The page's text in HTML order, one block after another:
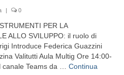
| 0
PER LA
ALLO SVILUPPO: il ruolo di
Introduce Federica Guazzini
Valitutti Aula Multig Ore 14:00-
canale Teams da … Continua